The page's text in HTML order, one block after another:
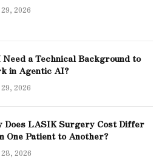
2026
Need a Technical Background to
in Agentic AI?
2026
Does LASIK Surgery Cost Differ
One Patient to Another?
2026